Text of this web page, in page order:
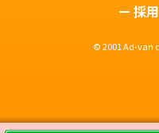
採
© 2001 Ad-van